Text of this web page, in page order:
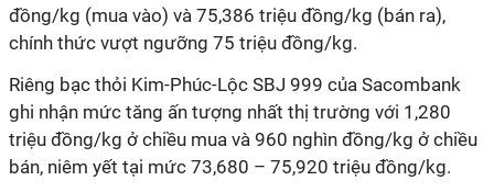
đồng/kg (mua vào) và 75,386 triệu đồng/kg (bán ra),
chính thức vượt ngưỡng 75 triệu đồng/kg.
Riêng bạc thỏi Kim-Phúc-Lộc SBJ 999 của Sacombank
ghi nhận mức tăng ấn tượng nhất thị trường với 1,280
triệu đồng/kg ở chiều mua và 960 nghìn đồng/kg ở chiều
bán, niêm yết tại mức 73,680 – 75,920 triệu đồng/kg.